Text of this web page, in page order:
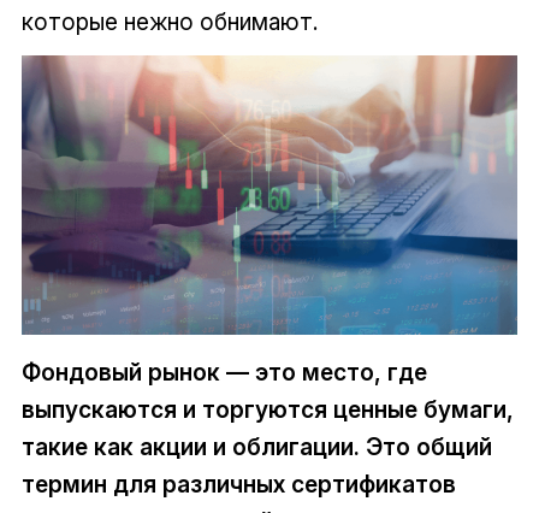
которые нежно обнимают.
Фондовый рынок — это место, где
выпускаются и торгуются ценные бумаги,
такие как акции и облигации. Это общий
термин для различных сертификатов